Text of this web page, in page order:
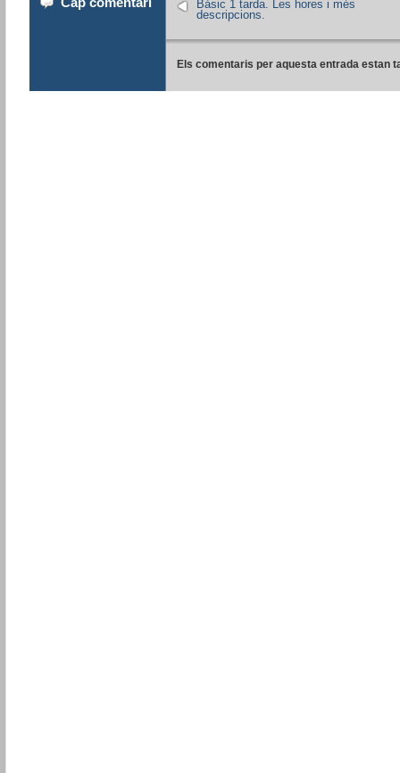
Bàsic 1 tarda. Les hores i més
descripcions.
Els comentaris per aquesta entrada estan